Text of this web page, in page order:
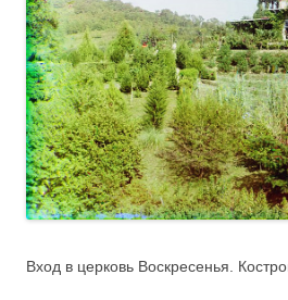
Вход в церковь Воскресенья.